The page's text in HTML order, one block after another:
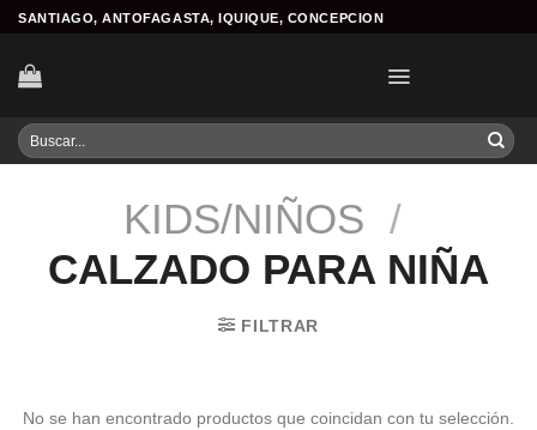
Skip
content
SANTIAGO, ANTOFAGASTA, IQUIQUE, CONCEPCION
Buscar
por:
KIDS/NIÑOS /
CALZADO PARA NIÑA
FILTRAR
No se han encontrado productos que coincidan con tu selección.